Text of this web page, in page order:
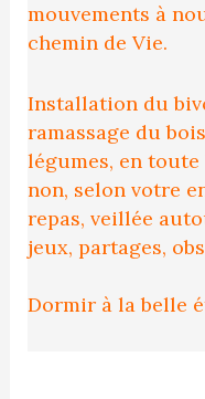
mouvements à
chemin de Vie.
Installation du
ramassage du
légumes, en
non, selon votre
repas, veillée
jeux, partages,
Dormir à la belle